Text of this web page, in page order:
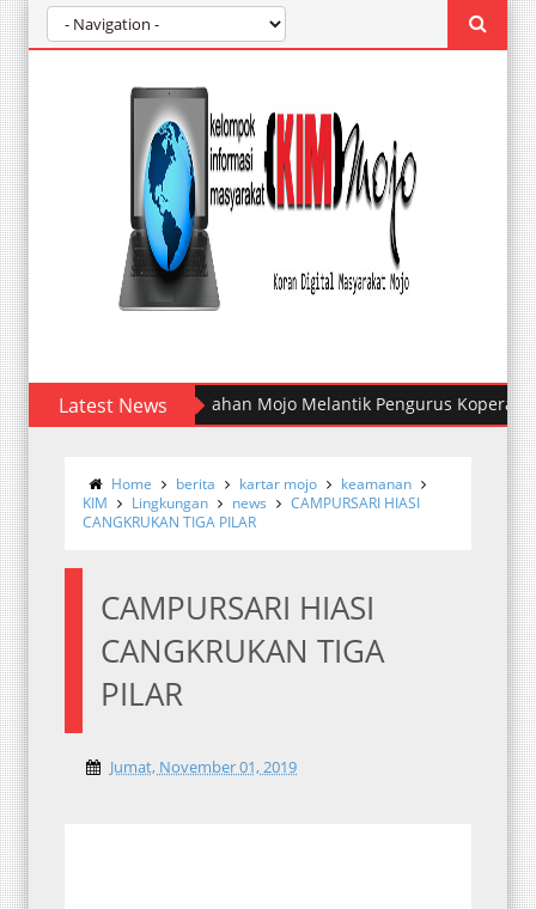
Latest NewsKelurahan Mojo Melantik Pengurus Koperasi Merah
Home berita kartar mojo
keamanan
KIM
Lingkungan news
CAMPURSARI HIASI
CANGKRUKAN TIGA PILAR
CAMPURSARI HIASI
CANGKRUKAN TIGA
PILAR
Jumat, November 01, 2019